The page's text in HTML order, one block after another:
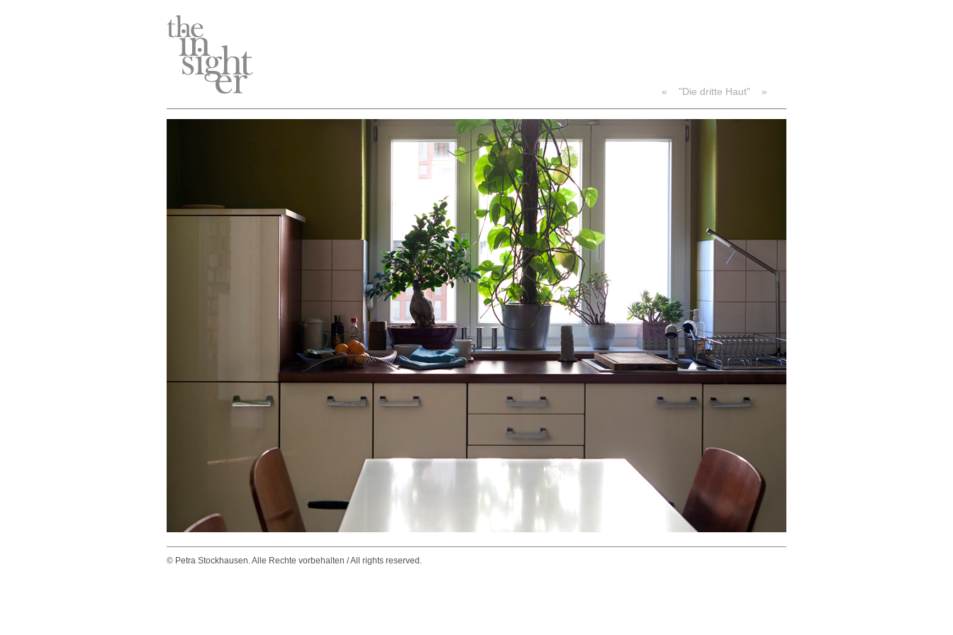
« "Die dritte Haut" »
© Petra Stockhausen. Alle Rechte vorbehalten / All rights reserved.